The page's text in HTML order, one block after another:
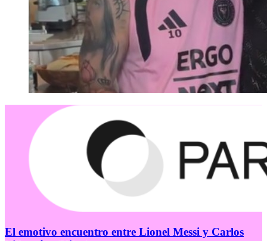
El emotivo encuentro entre Lionel Messi y Carlos